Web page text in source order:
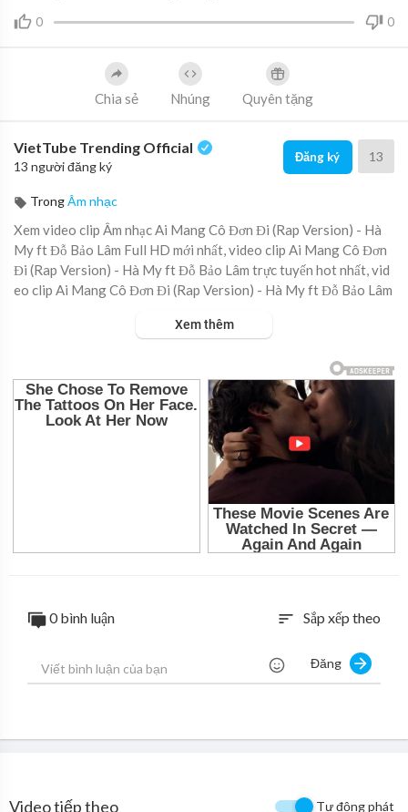
0 0
Chia sẻ Nhúng Quyên tặng
VietTube Trending Official
13 người đăng ký
Đăng ký 13
TrongÂm nhạc
Xem video clip Âm nhạc Ai Mang Cô Đơn Đi (Rap Version) - Hà
My ft Đỗ Bảo Lâm Full HD mới nhất, video clip Ai Mang Cô Đơn
Đi (Rap Version) - Hà My ft Đỗ Bảo Lâm trực tuyến hot nhất, vid
eo clip Ai Mang Cô Đơn Đi (Rap Version) - Hà My ft Đỗ Bảo Lâm
Xem thêm
0 bình luận sort Sắp xếp theo
Đăng
Video tiếp theo Tự động phát